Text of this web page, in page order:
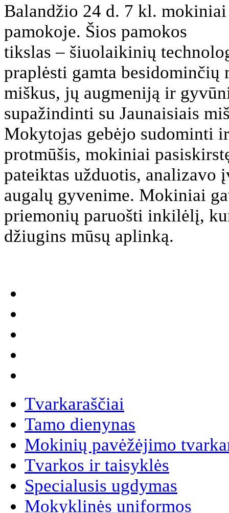
Balandžio 24 d. 7 kl.
pamokoje. Šios pamokos
tikslas – šiuolaikinių
praplėsti gamta
miškus, jų augmeniją ir
supažindinti su Jaunaisiais
Mokytojas gebėjo sudominti
protmūšis, mokiniai
pateiktas užduotis, analizavo
augalų gyvenime. Mokiniai
priemonių paruošti inkilėlį,
džiugins mūsų aplinką.
Tvarkaraščiai
Tamo dienynas
Mokinių pavėžėjimo
Tvarkos ir taisyklės
Specialusis ugdymas
Mokyklinės uniformos